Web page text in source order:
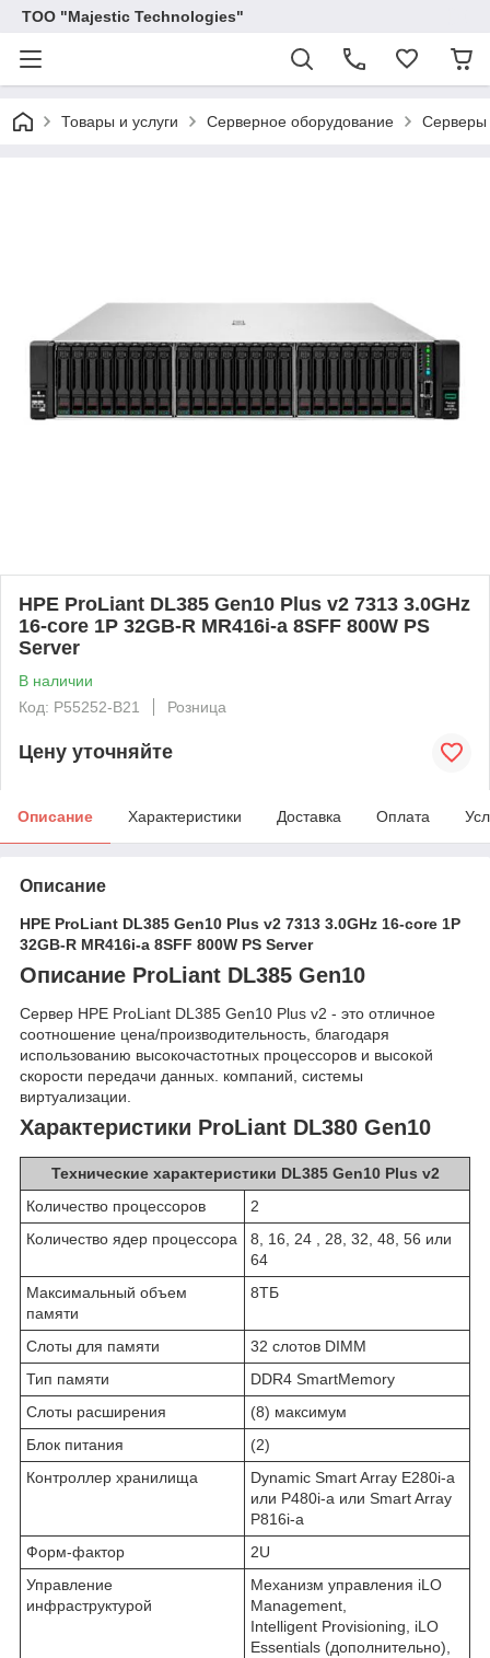
ТОО "Majestic Technologies"
Товары и услуги Серверное оборудование Серверы
HPE ProLiant DL385 Gen10 Plus v2 7313 3.0GHz
16-core 1P 32GB-R MR416i-a 8SFF 800W PS
Server
В наличии
Код: P55252-B21
Розница
Цену уточняйте
Описание Характеристики Доставка Оплата
Описание
HPE ProLiant DL385 Gen10 Plus v2 7313 3.0GHz 16-core 1P
32GB-R MR416i-a 8SFF 800W PS Server
Описание ProLiant DL385 Gen10
Сервер HPE ProLiant DL385 Gen10 Plus v2 - это отличное
соотношение цена/производительность, благодаря
использованию высокочастотных процессоров и высокой
скорости передачи данных. компаний, системы
виртуализации.
Характеристики ProLiant DL380 Gen10
Технические характеристики DL385 Gen10 Plus v2
Количество процессоров
2
Количество ядер процессора
8, 16, 24 , 28, 32, 48, 56 или
64
Максимальный объем
памяти
8TБ
Слоты для памяти
32 слотов DIMM
Тип памяти
DDR4 SmartMemory
Слоты расширения
(8) максимум
Блок питания
(2)
Контроллер хранилища
Dynamic Smart Array E280i-a
или P480i-a или Smart Array
P816i-a
Форм-фактор
2U
Управление
инфраструктурой
Механизм управления iLO
Management,
Intelligent Provisioning, iLO
Essentials (дополнительно),